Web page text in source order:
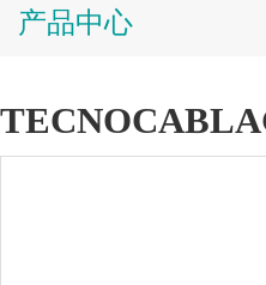
产品中心